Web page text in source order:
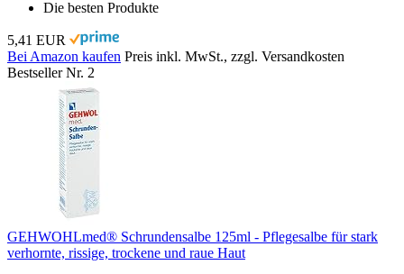
Die besten Produkte
5,41 EUR
Bei Amazon kaufen Preis inkl. MwSt., zzgl. Versandkosten
Bestseller Nr. 2
GEHWOHLmed® Schrundensalbe 125ml - Pflegesalbe für stark
verhornte, rissige, trockene und raue Haut